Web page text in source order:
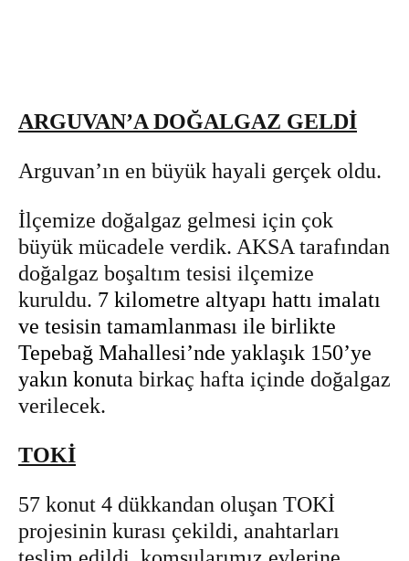
ARGUVAN’A DOĞALGAZ GELDİ
Arguvan’ın en büyük hayali gerçek oldu.
İlçemize doğalgaz gelmesi için çok
büyük mücadele verdik. AKSA tarafından
doğalgaz boşaltım tesisi ilçemize
kuruldu. 7 kilometre altyapı hattı imalatı
ve tesisin tamamlanması ile birlikte
Tepebağ Mahallesi’nde yaklaşık 150’ye
yakın konuta birkaç hafta içinde doğalgaz
verilecek.
TOKİ
57 konut 4 dükkandan oluşan TOKİ
projesinin kurası çekildi, anahtarları